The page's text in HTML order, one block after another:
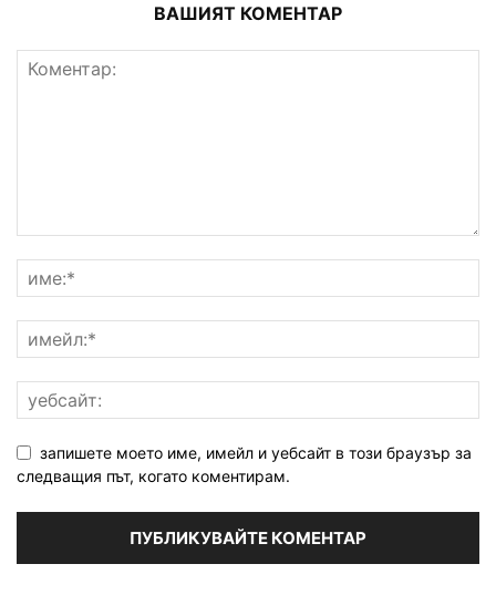
ВАШИЯТ КОМЕНТАР
запишете моето име, имейл и уебсайт в този браузър за
следващия път, когато коментирам.